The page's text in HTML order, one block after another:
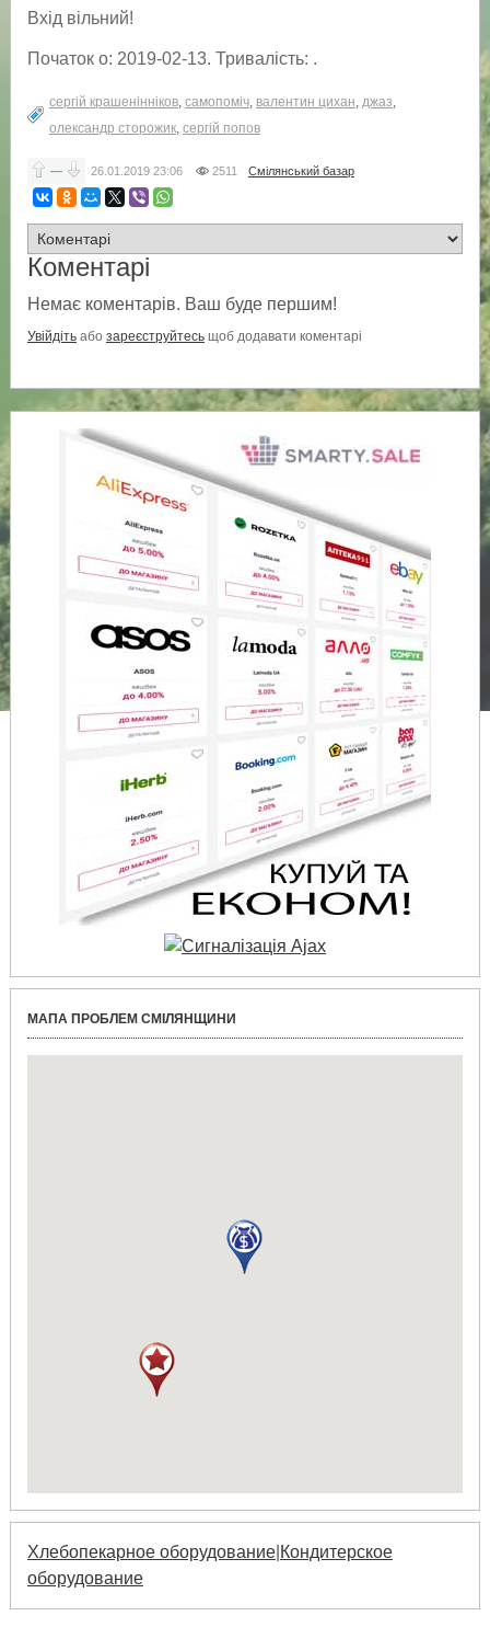
Вхід вільний!
Початок о: 2019-02-13. Тривалість: .
сергій крашенінніков, самопоміч, валентин цихан, джаз,
олександр сторожик, сергій попов
— 26.01.2019 23:06 2511 Смілянський базар
Коментарі
Немає коментарів. Ваш буде першим!
Увійдітьабо зареєструйтесьщоб додавати коментарі
МАПА ПРОБЛЕМ СМІЛЯНЩИНИ
Хлебопекарное оборудование| Кондитерское
оборудование